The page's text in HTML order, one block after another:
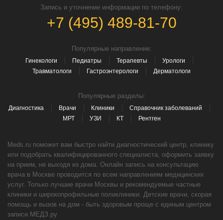
Запись и уточнение информации по телефону:
+7 (495) 489-81-70
Популярные направление:
Гинекологи Педиатры Терапевты
Урологи
Травматологи
Гастроэнтерологи Дерматологи
Популярные разделы:
Диагностика Врачи Клиники
Справочник заболеваний
МРТ
УЗИ КТ Рентген
Meds.ru поможет вам быстро найти диагностический центр, клинику
или подобрать квалифицированного специалиста, оформить заявку
на прием, не выходя из дома. Онлайн запись на консультацию
врача в Москве проводится по всем направлениям медицинских
услуг. Только лучшие врачи Москвы и рекомендуемые частные
клиники и широкопрофильные поликлиники. Детские врачи, скорая
помощь и вызов на дом - быть здоровым проще с единым центром
записи МЕДЗ.ру